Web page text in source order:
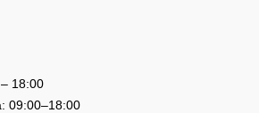
18:00
09:00–18:00